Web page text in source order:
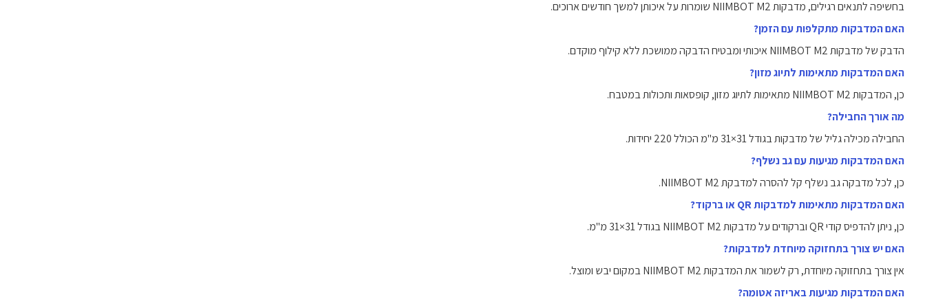
בחשיפה לתנאים רגילים, מדבקות NIIMBOT M2 שומרות על איכותן למשך חודשים ארוכים.
האם המדבקות מתקלפות עם הזמן?
הדבק של מדבקות NIIMBOT M2 איכותי ומבטיח הדבקה ממושכת ללא קילוף מוקדם.
האם המדבקות מתאימות לתיוג מזון?
כן, המדבקות NIIMBOT M2 מתאימות לתיוג מזון, קופסאות ותכולות במטבח.
מה אורך החבילה?
החבילה מכילה גליל של מדבקות בגודל 31×31 מ"מ הכולל 220 יחידות.
האם המדבקות מגיעות עם גב נשלף?
כן, לכל מדבקה גב נשלף קל להסרה למדבקת NIIMBOT M2.
האם המדבקות מתאימות למדבקות QR או ברקוד?
כן, ניתן להדפיס קודי QR וברקודים על מדבקות NIIMBOT M2 בגודל 31×31 מ"מ.
האם יש צורך בתחזוקה מיוחדת למדבקות?
אין צורך בתחזוקה מיוחדת, רק לשמור את המדבקות NIIMBOT M2 במקום יבש ומוצל.
האם המדבקות מגיעות באריזה אטומה?